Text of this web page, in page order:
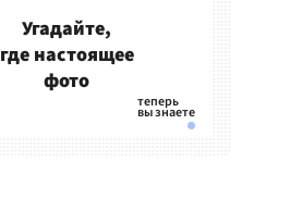
Угадайте,
где настоящее
фото